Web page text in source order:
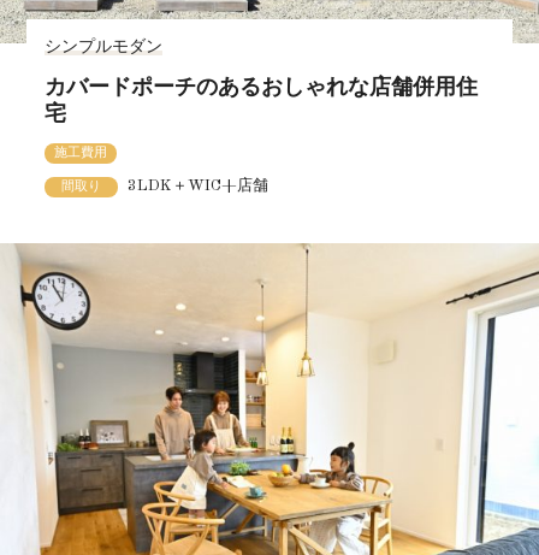
シンプルモダン
カバードポーチのあるおしゃれな店舗併用住
宅
施工費用
間取り 3LDK＋WIC+店舗